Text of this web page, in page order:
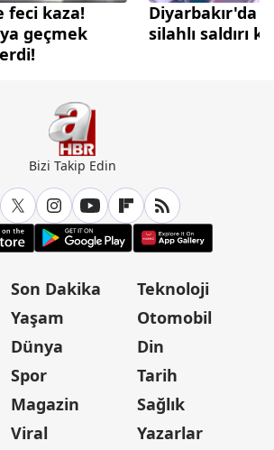
feci kaza!
geçmek
Diyarbakır'da
silahlı saldırı
Bizi Takip Edin
Son Dakika
Yaşam
Dünya
Spor
Magazin
Viral
Teknoloji
Otomobil
Din
Tarih
Sağlık
Yazarlar